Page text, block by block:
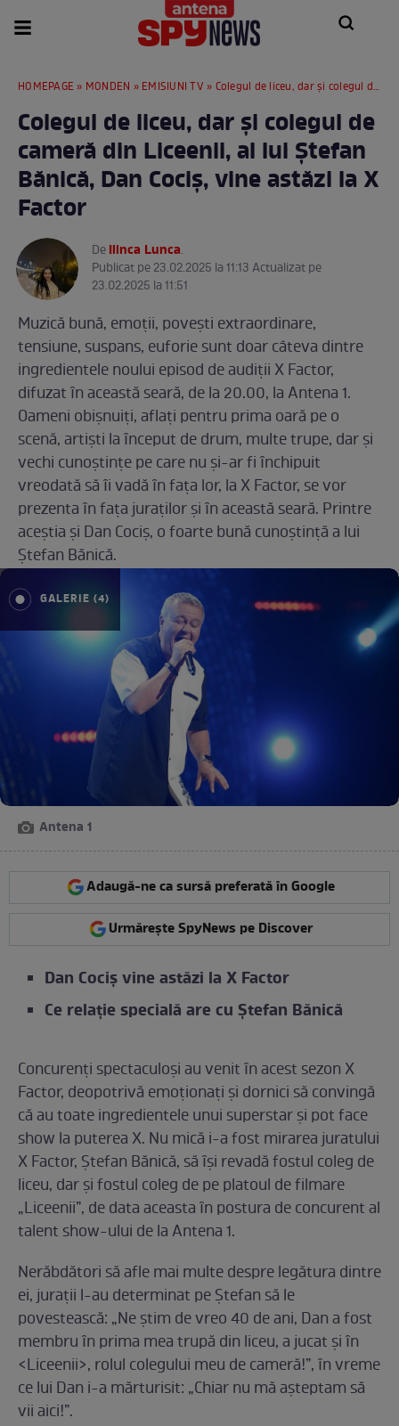
HOMEPAGE » MONDEN » EMISIUNI TV » Colegul de liceu, dar și colegul de cameră din Liceenii, al lui Ştefan Bănică, Dan Cociș, vine astăzi la X Factor
Colegul de liceu, dar și colegul de
cameră din Liceenii, al lui Ştefan
Bănică, Dan Cociș, vine astăzi la X
Factor
DeIlinca Lunca.
Publicat pe 23.02.2025 la 11:13 Actualizat pe
23.02.2025 la 11:51
Muzică bună, emoţii, povești extraordinare,
tensiune, suspans, euforie sunt doar câteva dintre
ingredientele noului episod de audiţii X Factor,
difuzat ȋn această seară, de la 20.00, la Antena 1.
Oameni obișnuiţi, aflaţi pentru prima oară pe o
scenă, artiști la ȋnceput de drum, multe trupe, dar și
vechi cunoștinţe pe care nu și-ar fi ȋnchipuit
vreodată să ȋi vadă ȋn faţa lor, la X Factor, se vor
prezenta ȋn faţa juraţilor și ȋn această seară. Printre
aceștia și Dan Cociș, o foarte bună cunoștinţă a lui
Ştefan Bănică.
GALERIE (4)
Antena 1
Adaugă-ne ca sursă preferată în Google
Urmărește SpyNews pe Discover
Dan Cociș vine astăzi la X Factor
Ce relație specială are cu Ștefan Bănică
Concurenţi spectaculoși au venit ȋn acest sezon X
Factor, deopotrivă emoţionaţi și dornici să convingă
că au toate ingredientele unui superstar și pot face
show la puterea X. Nu mică i-a fost mirarea juratului
X Factor, Ştefan Bănică, să ȋși revadă fostul coleg de
liceu, dar și fostul coleg de pe platoul de filmare
„Liceenii”, de data aceasta ȋn postura de concurent al
talent show-ului de la Antena 1.
Nerăbdători să afle mai multe despre legătura dintre
ei, juraţii l-au determinat pe Ştefan să le
povestească: „Ne știm de vreo 40 de ani, Dan a fost
membru ȋn prima mea trupă din liceu, a jucat și ȋn
<Liceenii>, rolul colegului meu de cameră!”, ȋn vreme
ce lui Dan i-a mărturisit: „Chiar nu mă așteptam să
vii aici!”.